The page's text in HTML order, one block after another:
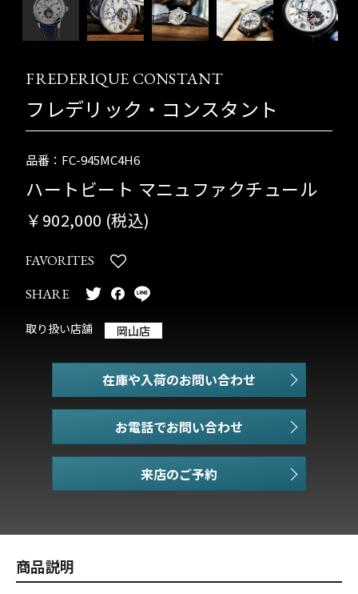
FREDERIQUE CONSTANT
フレデリック・コンスタント
品番：FC-945MC4H6
ハートビート マニュファクチュール
￥902,000 (税込)
FAVORITES
SHARE
取り扱い店舗 岡山店
在庫や入荷のお問い合わせ
お電話でお問い合わせ
商品説明